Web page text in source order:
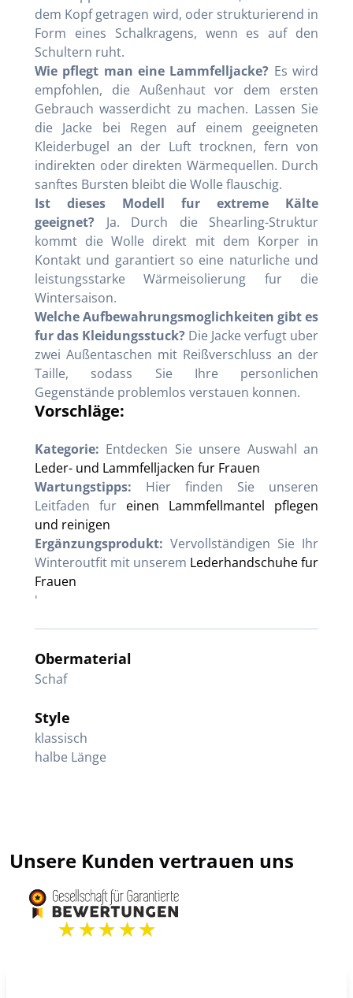
dem Kopf getragen wird, oder strukturierend in
Form eines Schalkragens, wenn es auf den
Schultern ruht.
Wie pflegt man eine Lammfelljacke? Es wird
empfohlen, die Außenhaut vor dem ersten
Gebrauch wasserdicht zu machen. Lassen Sie
die Jacke bei Regen auf einem geeigneten
Kleiderbugel an der Luft trocknen, fern von
indirekten oder direkten Wärmequellen. Durch
sanftes Bursten bleibt die Wolle flauschig.
Ist dieses Modell fur extreme Kälte
geeignet? Ja. Durch die Shearling-Struktur
kommt die Wolle direkt mit dem Korper in
Kontakt und garantiert so eine naturliche und
leistungsstarke Wärmeisolierung fur die
Wintersaison.
Welche Aufbewahrungsmoglichkeiten gibt es
fur das Kleidungsstuck? Die Jacke verfugt uber
zwei Außentaschen mit Reißverschluss an der
Taille, sodass Sie Ihre personlichen
Gegenstände problemlos verstauen konnen.
Vorschläge:
Kategorie: Entdecken Sie unsere Auswahl an
Leder- und Lammfelljacken fur Frauen
Wartungstipps: Hier finden Sie unseren
Leitfaden fur einen Lammfellmantel pflegen
und reinigen
Ergänzungsprodukt: Vervollständigen Sie Ihr
Winteroutfit mit unserem Lederhandschuhe fur
Frauen
'
Obermaterial
Schaf
Style
klassisch
halbe Länge
Unsere Kunden vertrauen uns